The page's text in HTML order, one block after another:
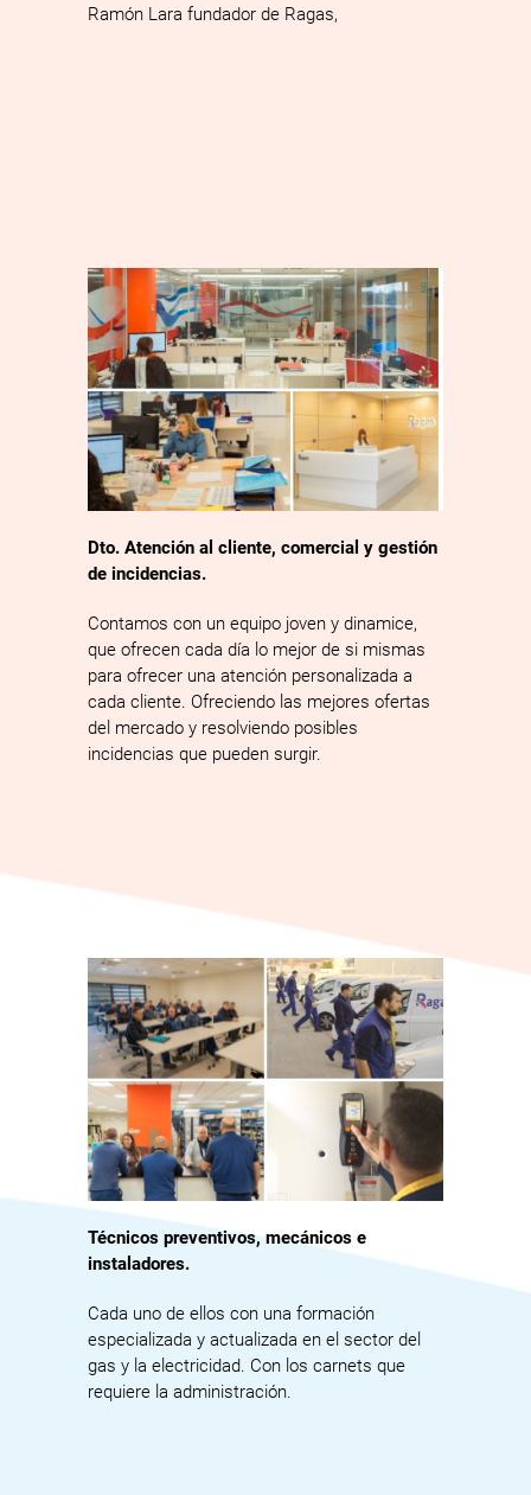
Ramón Lara fundador de Ragas,
Dto. Atención al cliente, comercial y gestión
de incidencias.
Contamos con un equipo joven y dinamice,
que ofrecen cada día lo mejor de si mismas
para ofrecer una atención personalizada a
cada cliente. Ofreciendo las mejores ofertas
del mercado y resolviendo posibles
incidencias que pueden surgir.
Técnicos preventivos, mecánicos e
instaladores.
Cada uno de ellos con una formación
especializada y actualizada en el sector del
gas y la electricidad. Con los carnets que
requiere la administración.